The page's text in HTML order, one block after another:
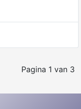
Pagina 1 van 3